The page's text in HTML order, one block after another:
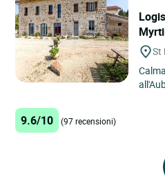
St
9.6/10 (97 recensioni)